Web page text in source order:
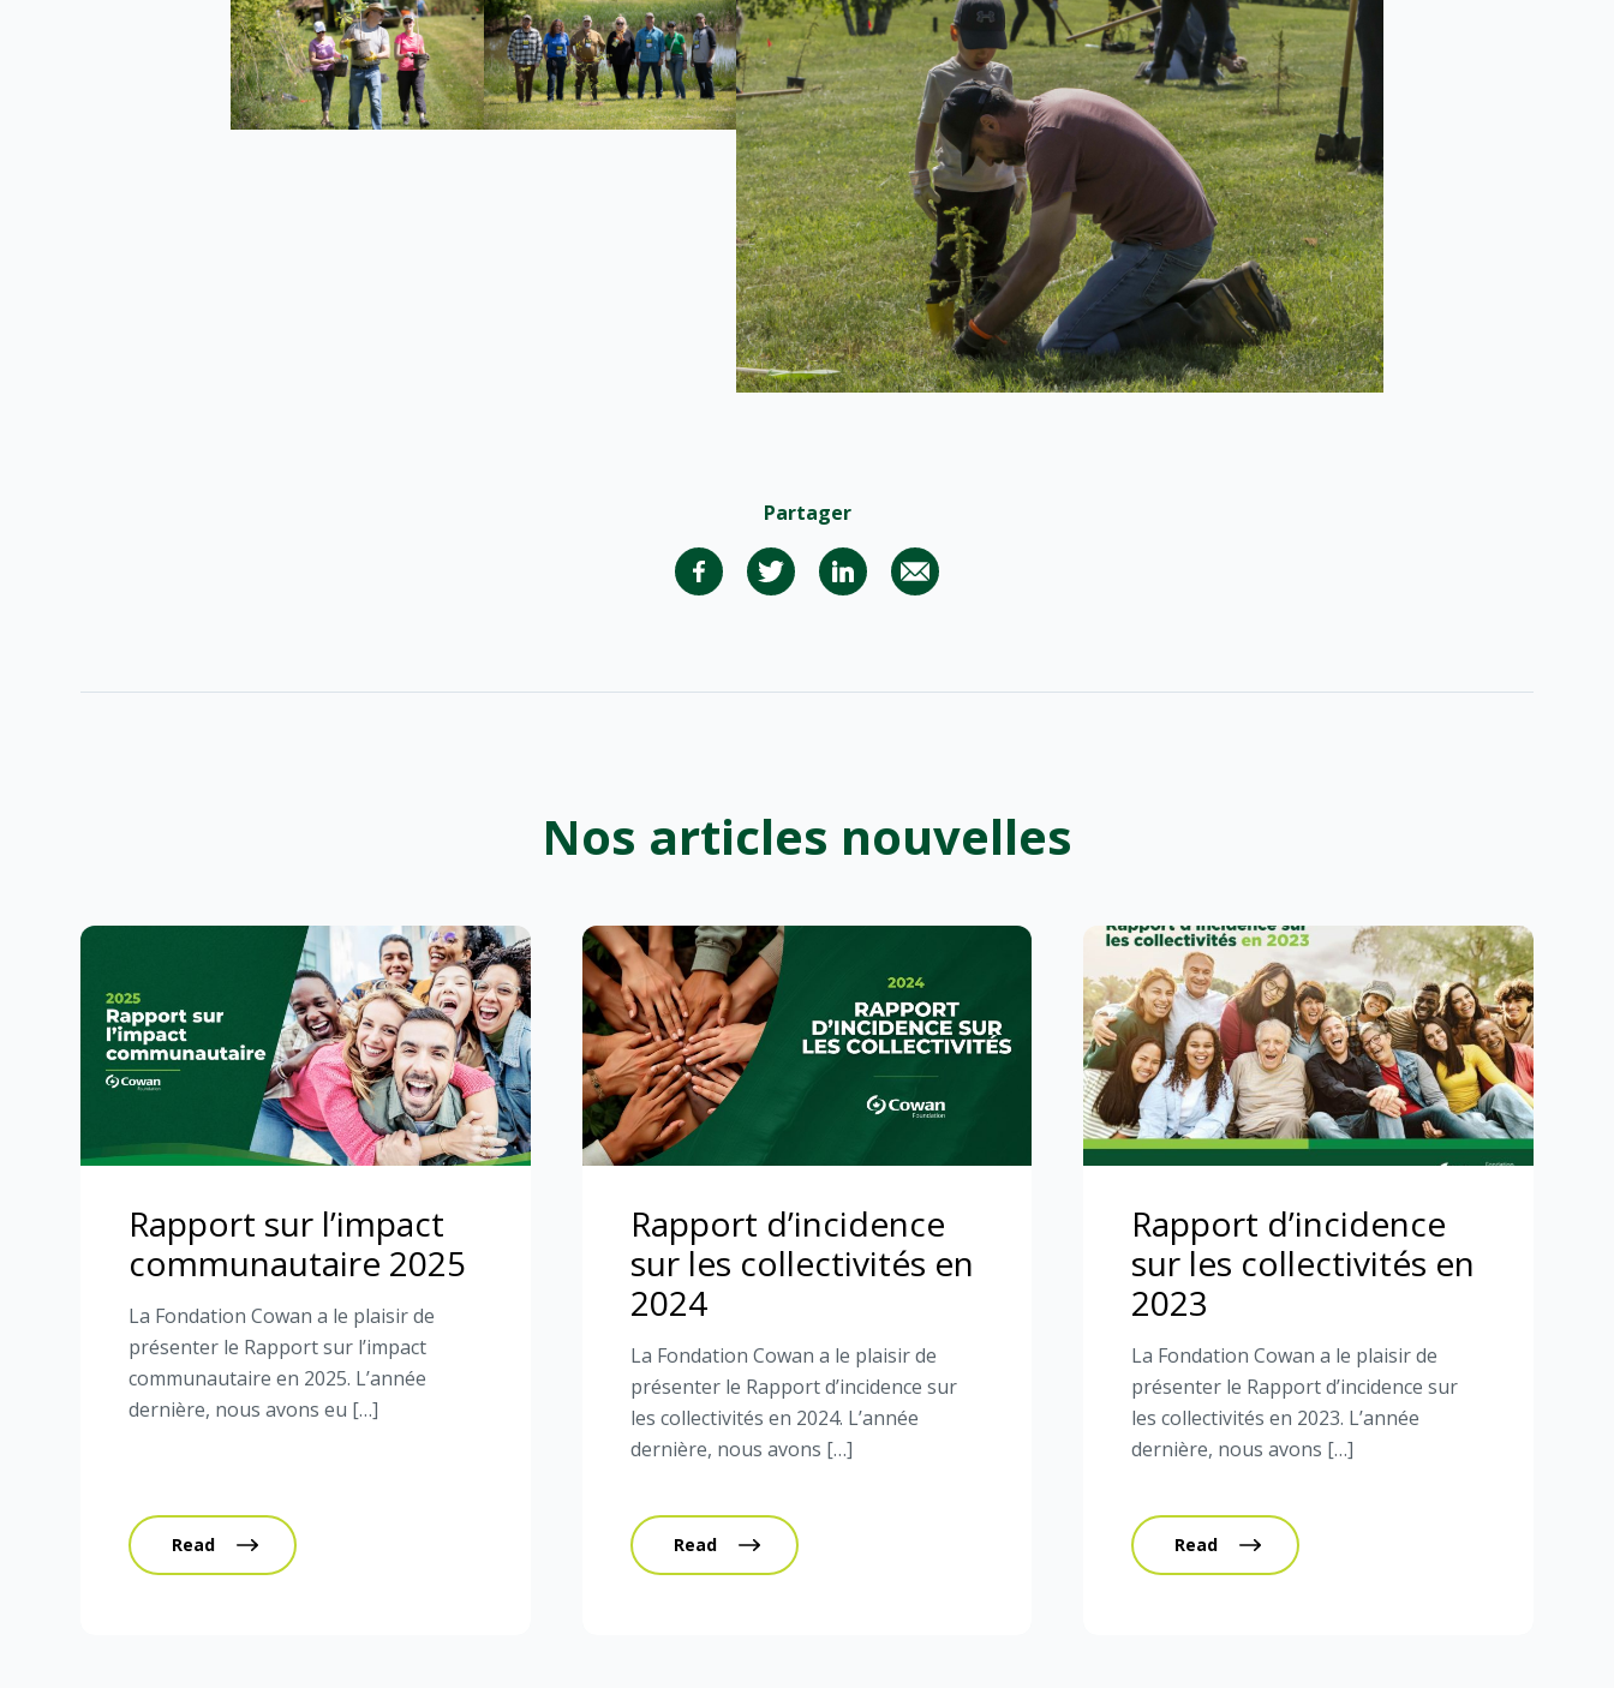
Partager
Nos articles nouvelles
Rapport sur l’impact
communautaire 2025
La Fondation Cowan a le plaisir de
présenter le Rapport sur l’impact
communautaire en 2025. L’année
dernière, nous avons eu […]
Read
Rapport d’incidence
sur les collectivités en
2024
La Fondation Cowan a le plaisir de
présenter le Rapport d’incidence sur
les collectivités en 2024. L’année
dernière, nous avons […]
Read
Rapport d’incidence
sur les collectivités en
2023
La Fondation Cowan a le plaisir de
présenter le Rapport d’incidence sur
les collectivités en 2023. L’année
dernière, nous avons […]
Read